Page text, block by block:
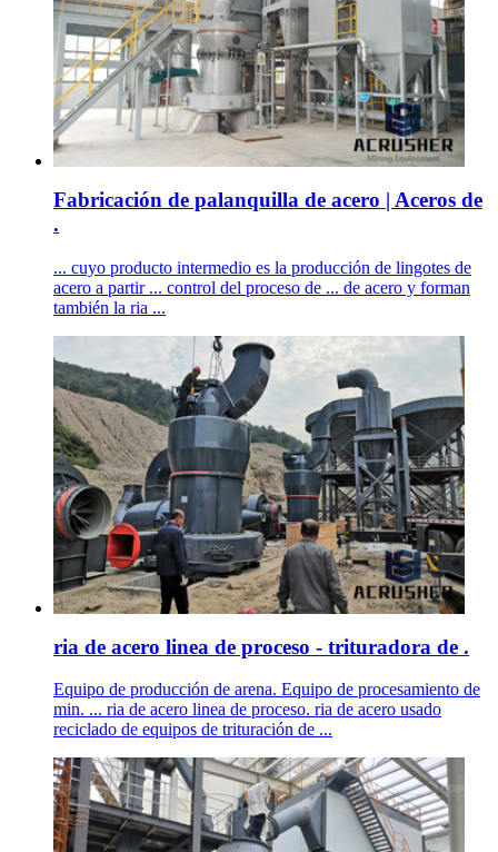
Fabricación de palanquilla de acero | Aceros de
.
... cuyo producto intermedio es la producción de lingotes de
acero a partir ... control del proceso de ... de acero y forman
también la ria ...
ria de acero linea de proceso - trituradora de .
Equipo de producción de arena. Equipo de procesamiento de
min. ... ria de acero linea de proceso. ria de acero usado
reciclado de equipos de trituración de ...